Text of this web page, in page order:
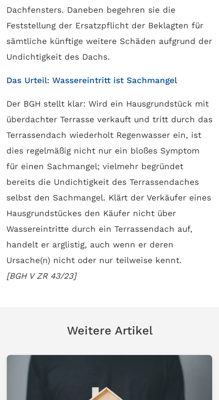
Dachfensters. Daneben begehren sie die
Feststellung der Ersatzpflicht der Beklagten für
sämtliche künftige weitere Schäden aufgrund der
Undichtigkeit des Dachs.
Das Urteil: Wassereintritt ist Sachmangel
Der BGH stellt klar: Wird ein Hausgrundstück mit
überdachter Terrasse verkauft und tritt durch das
Terrassendach wiederholt Regenwasser ein, ist
dies regelmäßig nicht nur ein bloßes Symptom
für einen Sachmangel; vielmehr begründet
bereits die Undichtigkeit des Terrassendaches
selbst den Sachmangel. Klärt der Verkäufer eines
Hausgrundstückes den Käufer nicht über
Wassereintritte durch ein Terrassendach auf,
handelt er arglistig, auch wenn er deren
Ursache(n) nicht oder nur teilweise kennt.
[BGH V ZR 43/23]
Weitere Artikel